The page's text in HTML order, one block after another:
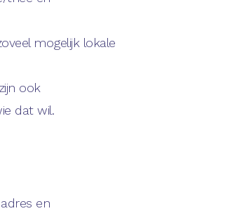
mogelijk lokale
ook
dat wil.
en